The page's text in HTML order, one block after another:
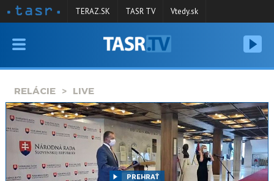
VYSIELANIE
SPRAVODAJSTVO
KONTAKT
ARCHÍV
TERAZ.SK TASR TV Vtedy.sk
RELÁCIE LIVE
PREHRAŤ